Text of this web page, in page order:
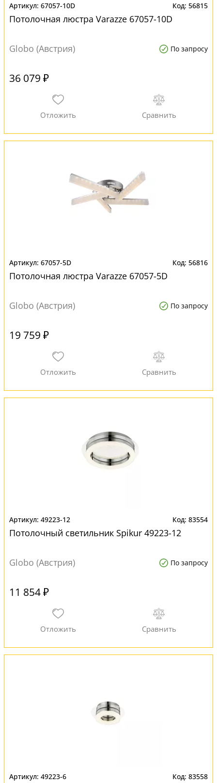
67057-10D 56815
Потолочная люстра Varazze 67057-10D
Globo (Австрия) По запросу
36 079 ₽
67057-5D 56816
Потолочная люстра Varazze 67057-5D
Globo (Австрия) По запросу
19 759 ₽
49223-12 83554
Потолочный светильник Spikur 49223-12
Globo (Австрия) По запросу
11 854 ₽
49223-6 83558